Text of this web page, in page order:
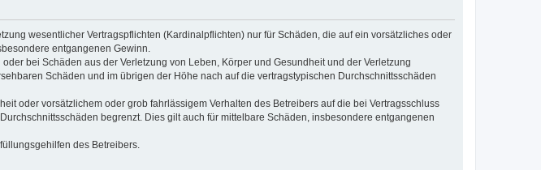
wesentlicher Vertragspflichten (Kardinalpflichten) nur für Schäden, die auf ein vorsätzliches oder
entgangenen Gewinn.
bei Schäden aus der Verletzung von Leben, Körper und Gesundheit und der Verletzung
Schäden und im übrigen der Höhe nach auf die vertragstypischen Durchschnittsschäden
oder vorsätzlichem oder grob fahrlässigem Verhalten des Betreibers auf die bei Vertragsschluss
begrenzt. Dies gilt auch für mittelbare Schäden, insbesondere entgangenen
des Betreibers.